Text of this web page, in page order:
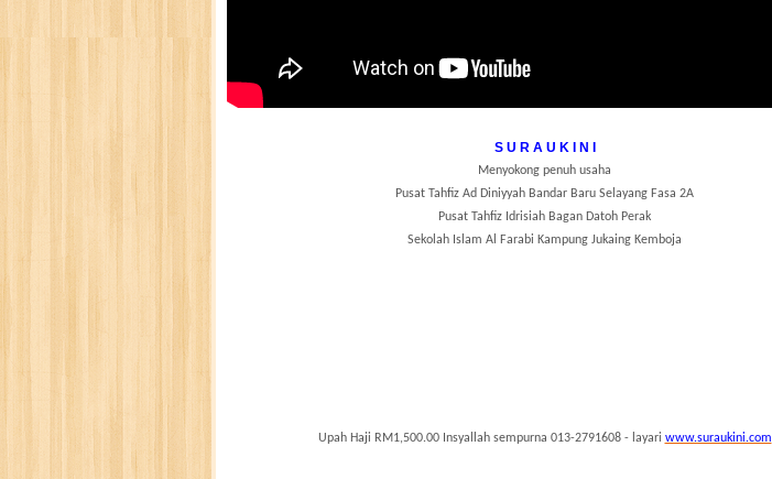
S U R A U K I N I
Menyokong penuh usaha
Pusat Tahfiz Ad Diniyyah Bandar Baru Selayang Fasa 2A
Pusat Tahfiz Idrisiah Bagan Datoh Perak
Sekolah Islam Al Farabi Kampung Jukaing Kemboja
Upah Haji RM1,500.00 Insyallah sempurna 013-2791608 - layari www.suraukini.com